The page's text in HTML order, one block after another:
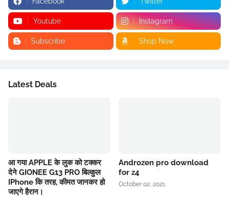
Youtube Instagram
Subscribe Shop Now
Latest Deals
आ गया APPLE के लुक को टक्कर
देने GIONEE G13 PRO बिल्कुल
IPhone कि तरह, कीमत जानकर हो
जाएगे हैरान।
Androzen pro download
for z4
October 02, 2021